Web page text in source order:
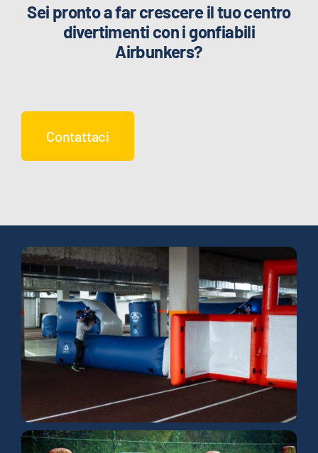
Sei pronto a far crescere il tuo centro
divertimenti con i gonfiabili
Airbunkers?
Contattaci